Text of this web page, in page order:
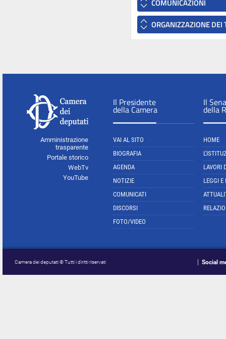
COMUNICAZIONI
ORGANIZZAZIONE DEI
Amministrazione
trasparente
Portale storico
WebTv
YouTube
Il Presidente
della Camera
VAI AL SITO
BIOGRAFIA
AGENDA
NOTIZIE
COMUNICATI
DISCORSI
FOTO/VIDEO
Il
della
HOME
LAVORI
LEGGI E
Camera dei deputati © Tutti i diritti riservati Social